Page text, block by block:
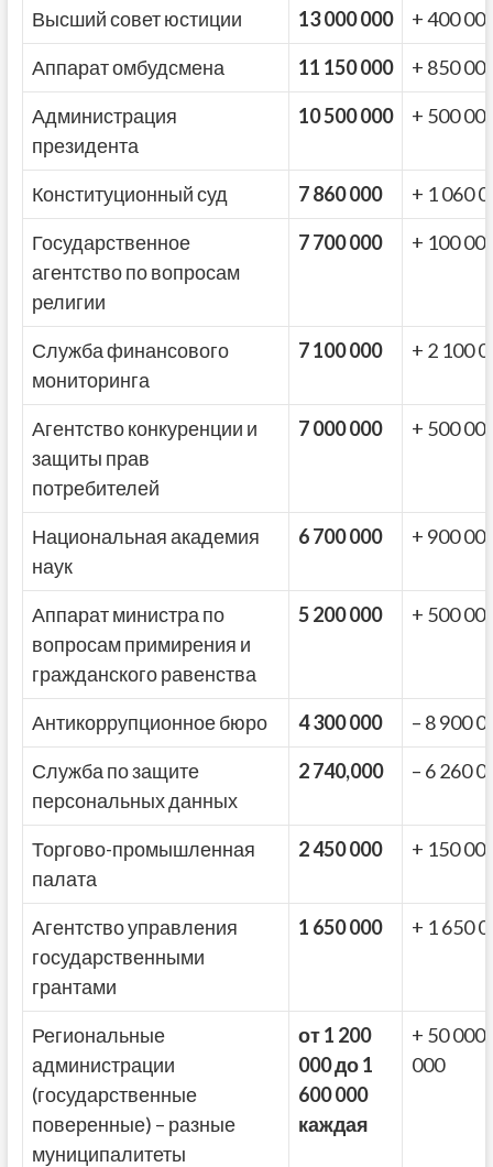
Высший совет юстиции 13 000 000
+ 400
Аппарат омбудсмена
11 150 000
+ 850
Администрация
президента
10 500 000 + 500
Конституционный суд 7 860 000
+ 1 060
Государственное
агентство по вопросам
религии
7 700 000 + 100
Служба финансового
мониторинга
7 100 000 + 2 100
Агентство конкуренции и
защиты прав
потребителей
7 000 000 + 500
Национальная академия
наук
6 700 000 + 900
Аппарат министра по
вопросам примирения и
гражданского равенства
5 200 000 + 500
Антикоррупционное бюро 4 300 000
– 8 900
Служба по защите
персональных данных
2 740,000 – 6 260
Торгово-промышленная
палата
2 450 000 + 150
Агентство управления
государственными
грантами
1 650 000 + 1 650
Региональные
администрации
(государственные
поверенные) – разные
муниципалитеты
от 1 200
000 до 1
600 000
каждая
+ 50
000